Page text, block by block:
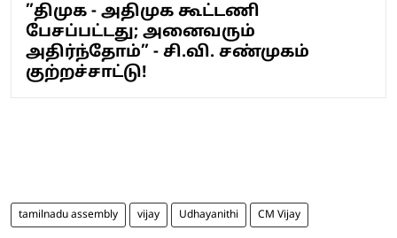
”திமுக - அதிமுக கூட்டணி
பேசப்பட்டது; அனைவரும்
அதிர்ந்தோம்” - சி.வி. சண்முகம்
குற்றச்சாட்டு!
tamilnadu assembly vijay Udhayanithi CM Vijay